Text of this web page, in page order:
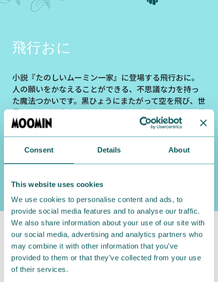
Consent Details About
This website uses cookies
We use cookies to personalise content and ads, to
provide social media features and to analyse our traffic.
We also share information about your use of our site with
our social media, advertising and analytics partners who
may combine it with other information that you’ve
provided to them or that they’ve collected from your use
of their services.
飛行おに
小説『たのしいムーミン一家』に登場する飛行おに。
人の願いをかなえることができる、不思議な力を持っ
た魔法つかいです。黒ひょうにまたがって空を飛び、世
界でいちばん大きなルビーの王さまを探しています。彼
の黒いシルクハットにも中に入ったものの姿を変える
魔力があって、その帽子がムーミン谷に落ちてきたこと
から数々の事件が起こります。飛行おには見た目は怖い
ります。